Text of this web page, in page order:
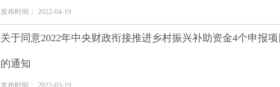
发布时间： 2022-04-19
关于同意2022年中央财政衔接推进乡村振兴补助资金4个申报
的通知
发布时间： 2022-03-19